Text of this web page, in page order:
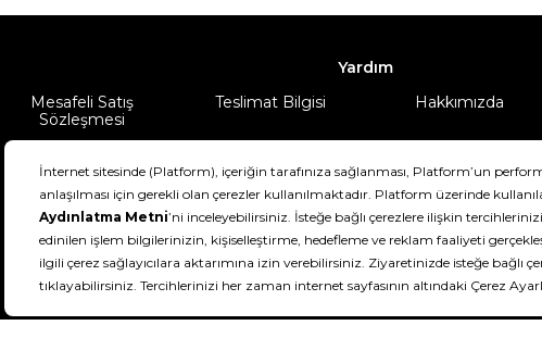
Yardım
Mesafeli Satış
Sözleşmesi
Teslimat Bilgisi Hakkımızda
DeFactoFIT ©️ 2022-2026. Tüm hakları saklıdır.